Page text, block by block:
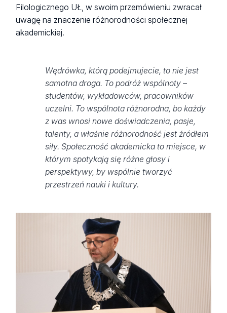
Filologicznego UŁ, w swoim przemówieniu zwracał
uwagę na znaczenie różnorodności społecznej
akademickiej.
Wędrówka, którą podejmujecie, to nie jest
samotna droga. To podróż wspólnoty –
studentów, wykładowców, pracowników
uczelni. To wspólnota różnorodna, bo każdy
z was wnosi nowe doświadczenia, pasje,
talenty, a właśnie różnorodność jest źródłem
siły. Społeczność akademicka to miejsce, w
którym spotykają się różne głosy i
perspektywy, by wspólnie tworzyć
przestrzeń nauki i kultury.